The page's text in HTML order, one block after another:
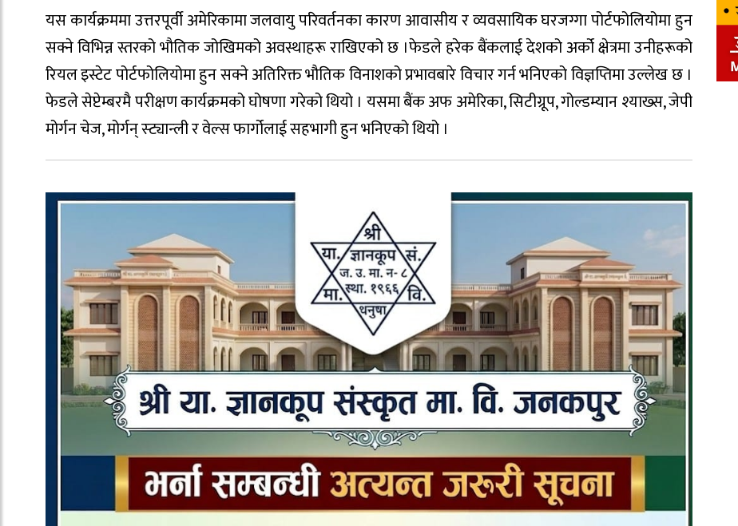
यस कार्यक्रममा उत्तरपूर्वी अमेरिकामा जलवायु परिवर्तनका कारण आवासीय र व्यवसायिक घरजग्गा पोर्टफोलियोमा हुन
सक्ने विभिन्न स्तरको भौतिक जोखिमको अवस्थाहरू राखिएको छ ।फेडले हरेक बैंकलाई देशको अर्को क्षेत्रमा उनीहरूको
रियल इस्टेट पोर्टफोलियोमा हुन सक्ने अतिरिक्त भौतिक विनाशको प्रभावबारे विचार गर्न भनिएको विज्ञप्तिमा उल्लेख छ ।
फेडले सेप्टेम्बरमै परीक्षण कार्यक्रमको घोषणा गरेको थियो । यसमा बैंक अफ अमेरिका, सिटीग्रूप, गोल्डम्यान श्याख्स, जेपी
मोर्गन चेज, मोर्गन् स्ट्यान्ली र वेल्स फार्गोलाई सहभागी हुन भनिएको थियो ।